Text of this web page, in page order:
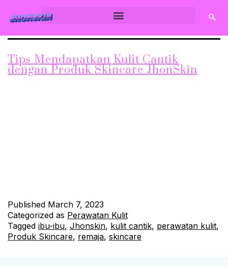
Tips Mendapatkan Kulit Cantik
dengan Produk Skincare JhonSkin
Published March 7, 2023
Categorized as Perawatan Kulit
Tagged ibu-ibu, Jhonskin, kulit cantik, perawatan kulit,
Produk Skincare, remaja, skincare